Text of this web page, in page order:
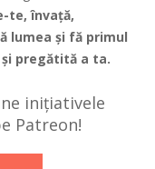
te, învață,
lumea și fă primul
pregătită a ta.
inițiativele
Patreon!